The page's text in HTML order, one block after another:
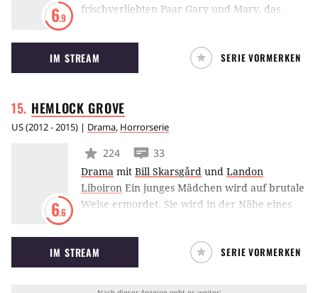
6.9
frischverliebten Paar Gary und Mary, das
Gary nach dem Tod seiner Frau ein
emotionales Wrack ist, hütet Mary ein dunkles
Geheimnis, das sie niemandem anvertrauen
IM STREAM SERIE VORMERKEN
HEMLOCKGROVE
US(2012 - 2015) | Drama, Horrorserie
6.6
224
33
Drama mit Bill Skarsgård und Landon
Liboiron Ein junges Mädchen wird auf brutale
Weise ermordet. Sie wird in der Nähe eines
beiden jungen Männer Peter und Roman
verdächtigt werden, die Tat begangen zu
haben, beschließen sie, den wahren Täter
IM STREAM SERIE VORMERKEN